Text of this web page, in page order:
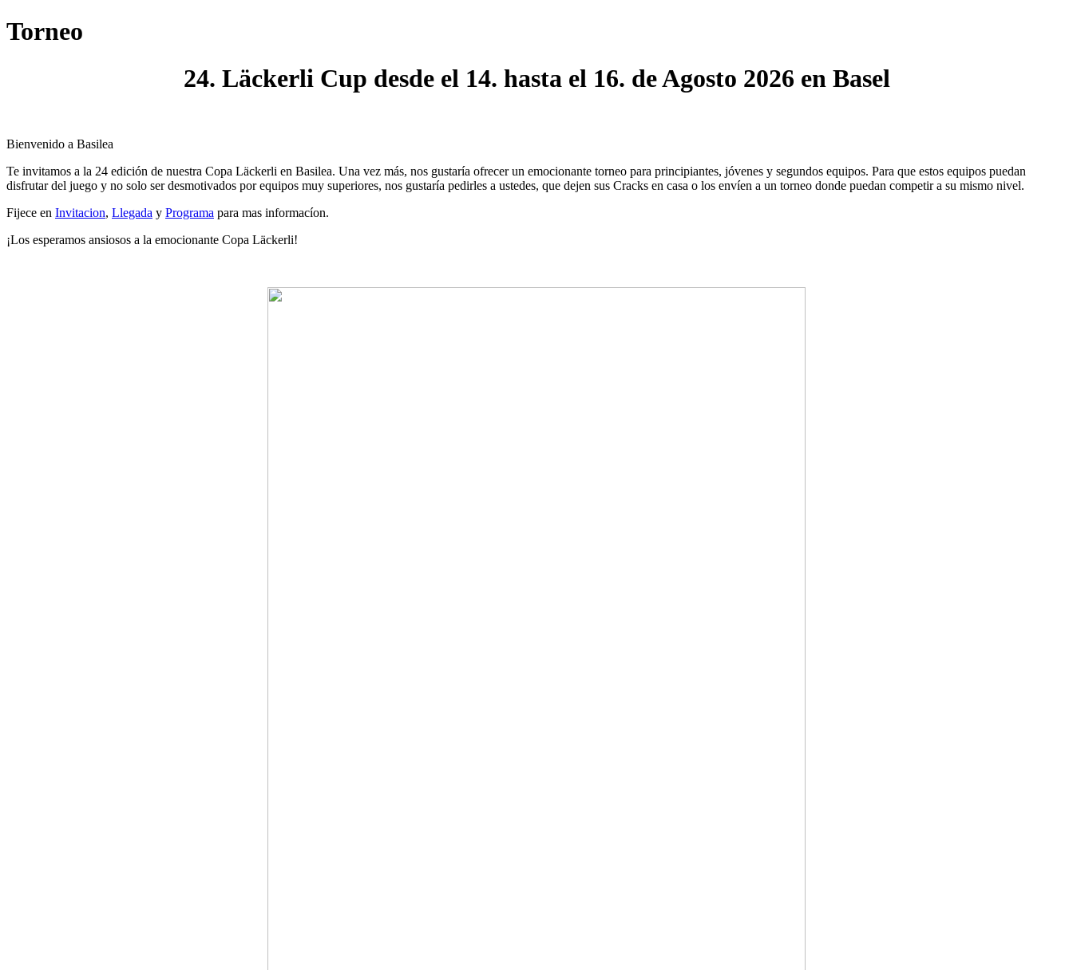
Torneo
24. Läckerli Cup desde el 14. hasta el 16. de Agosto 2026 en Basel
Bienvenido a Basilea
Te invitamos a la 24 edición de nuestra Copa Läckerli en Basilea. Una vez más, nos gustaría ofrecer un emocionante torneo para principiantes, jóvenes y segundos equipos. Para que estos equipos puedan
disfrutar del juego y no solo ser desmotivados por equipos muy superiores, nos gustaría pedirles a ustedes, que dejen sus Cracks en casa o los envíen a un torneo donde puedan competir a su mismo nivel.
Fijece en Invitacion, Llegada y Programa para mas informacíon.
¡Los esperamos ansiosos a la emocionante Copa Läckerli!